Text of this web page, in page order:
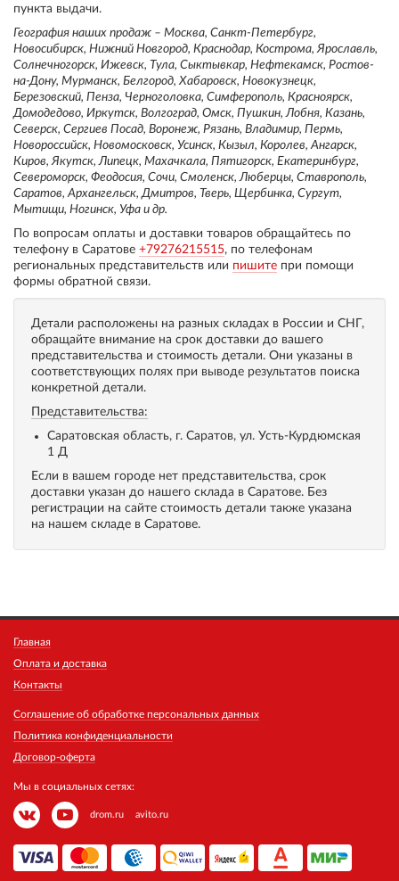
пункта выдачи.
География наших продаж – Москва, Санкт-Петербург,
Новосибирск, Нижний Новгород, Краснодар, Кострома, Ярославль,
Солнечногорск, Ижевск, Тула, Сыктывкар, Нефтекамск, Ростов-
на-Дону, Мурманск, Белгород, Хабаровск, Новокузнецк,
Березовский, Пенза, Черноголовка, Симферополь, Красноярск,
Домодедово, Иркутск, Волгоград, Омск, Пушкин, Лобня, Казань,
Северск, Сергиев Посад, Воронеж, Рязань, Владимир, Пермь,
Новороссийск, Новомосковск, Усинск, Кызыл, Королев, Ангарск,
Киров, Якутск, Липецк, Махачкала, Пятигорск, Екатеринбург,
Североморск, Феодосия, Сочи, Смоленск, Люберцы, Ставрополь,
Саратов, Архангельск, Дмитров, Тверь, Щербинка, Сургут,
Мытищи, Ногинск, Уфа и др.
По вопросам оплаты и доставки товаров обращайтесь по
телефону в Саратове +79276215515, по телефонам
региональных представительств или пишите при помощи
формы обратной связи.
Детали расположены на разных складах в России и СНГ,
обращайте внимание на срок доставки до вашего
представительства и стоимость детали. Они указаны в
соответствующих полях при выводе результатов поиска
конкретной детали.
Представительства:
Саратовская область, г. Саратов, ул. Усть-Курдюмская
1 Д
Если в вашем городе нет представительства, срок
доставки указан до нашего склада в Саратове. Без
регистрации на сайте стоимость детали также указана
на нашем складе в Саратове.
Главная
Оплата и доставка
Контакты
Соглашение об обработке персональных данных
Политика конфиденциальности
Договор-оферта
Мы в социальных сетях:
drom.ru avito.ru